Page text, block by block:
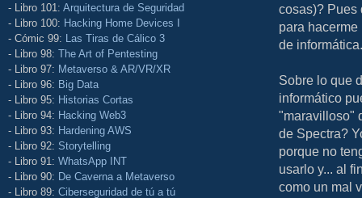
- Libro 101: Arquitectura de Seguridad
- Libro 100: Hacking Home Devices I
- Cómic 99: Las Tiras de Cálico 3
- Libro 98: The Art of Pentesting
- Libro 97: Metaverso & AR/VR/XR
- Libro 96: Big Data
- Libro 95: Historias Cortas
- Libro 94: Hacking Web3
- Libro 93: Hardening AWS
- Libro 92: Storytelling
- Libro 91: WhatsApp INT
- Libro 90: De Caverna a Metaverso
- Libro 89: Ciberseguridad de tú a tú
cosas)? Pues
para
de informática.
Sobre lo que
informático
"maravilloso"
de Spectra?
porque no
usarlo y... al
como un mal